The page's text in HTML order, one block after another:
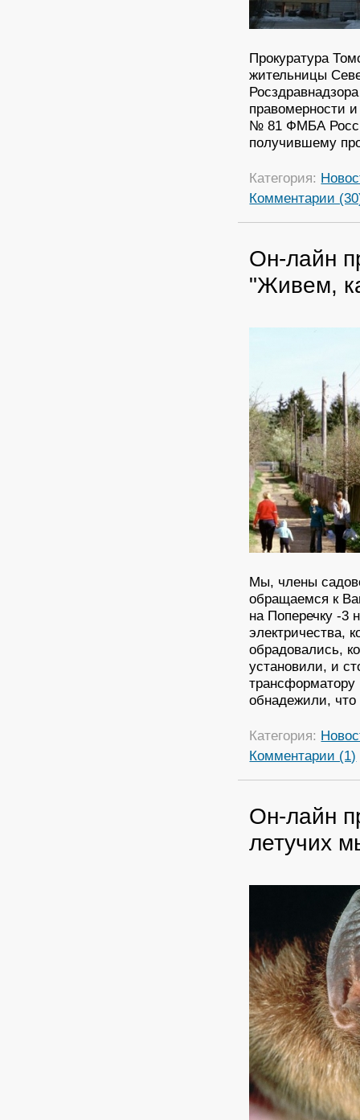
Прокуратура
жительницы
правомерности
№ 81 ФМБА
получившему
Категория:
Комментарии
Он-лайн
"Живем,
Мы, члены
обращаемся к
на Поперечку -3
электричества,
обрадовались,
установили, и
трансформатору
обнадежили, что
Категория:
Комментарии (1)
Он-лайн
летучих